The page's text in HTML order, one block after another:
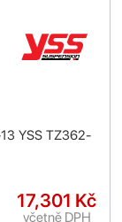
YSS TZ362-
17,301 Kč
včetně DPH